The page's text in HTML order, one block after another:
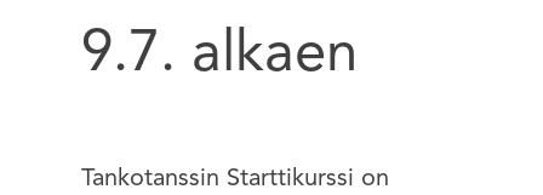
9.7. alkaen
Tankotanssin Starttikurssi on